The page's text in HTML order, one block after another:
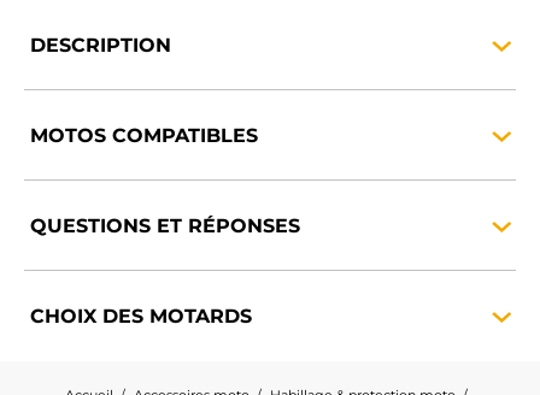
DESCRIPTION
MOTOS COMPATIBLES
QUESTIONS ET RÉPONSES
CHOIX DES MOTARDS